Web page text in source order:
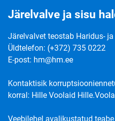
Järelvalve ja sisu
Järelvalvet teostab Haridus-
Üldtelefon: (+372) 735 0222
E-post: hm@hm.ee
Kontaktisik
korral: Hille Voolaid
Veebilehel avalikustatud